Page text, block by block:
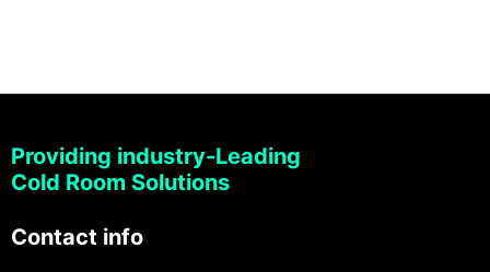
Providing industry-Leading
Cold Room Solutions
Contact info